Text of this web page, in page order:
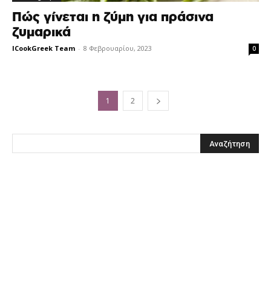
Πώς γίνεται η ζύμη για πράσινα
ζυμαρικά
ICookGreek Team - 8 Φεβρουαρίου, 2023 0
1 2